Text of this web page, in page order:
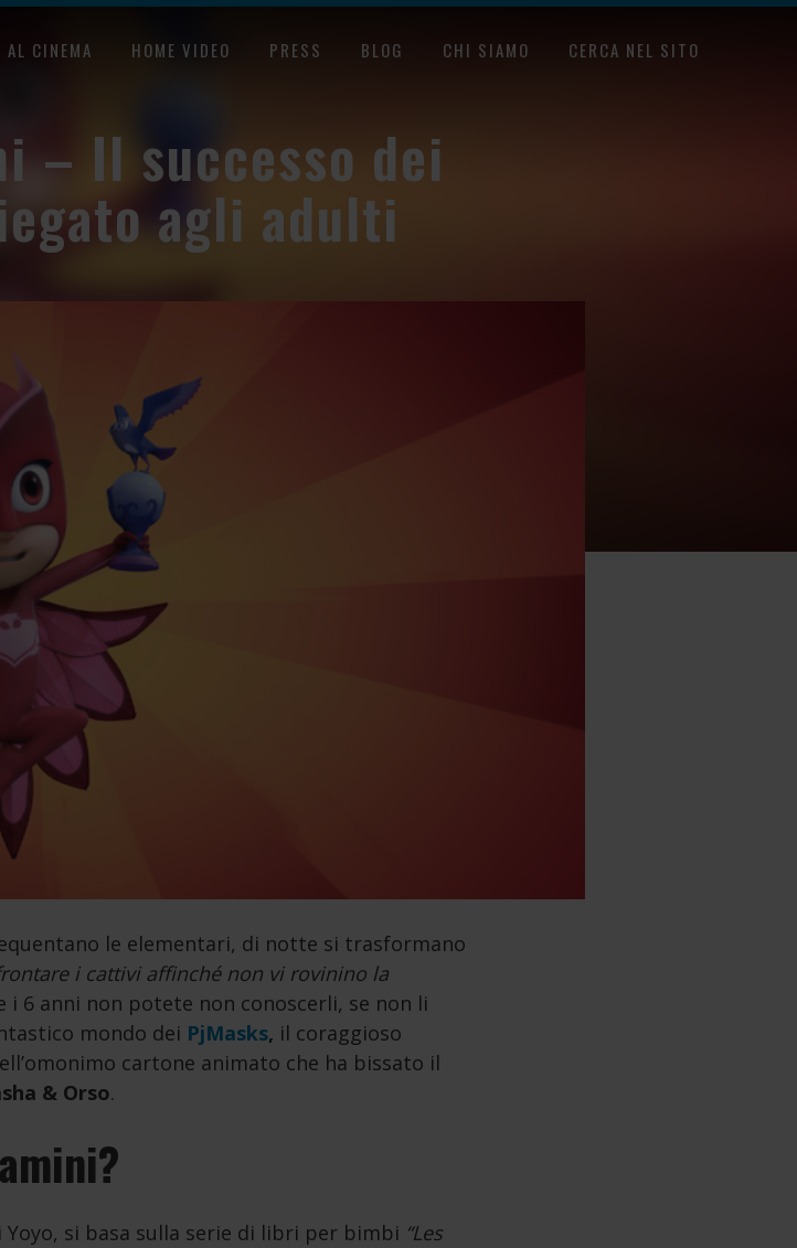
AL CINEMA HOME VIDEO PRESS BLOG CHI SIAMO CERCA NEL SITO
– Il successo dei
agli adulti
le elementari, di notte si trasformano
i cattivi affinché non vi rovinino la
i 6 anni non potete non conoscerli, se non li
mondo dei PjMasks, il coraggioso
cartone animato che ha bissato il
& Orso.
Yoyo, si basa sulla serie di libri per bimbi “Les